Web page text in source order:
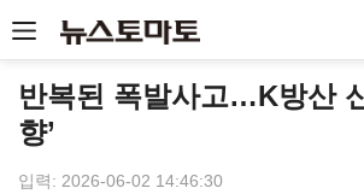
반복된 폭발사고…K방산
향’
입력: 2026-06-02 14:46:30